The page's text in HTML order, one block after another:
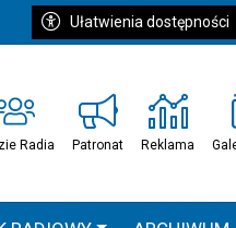
Ułatwienia dostępności
Radia Patronat Reklama